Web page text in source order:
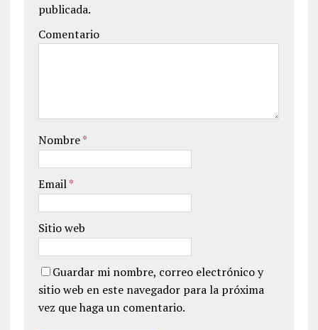
publicada.
Comentario
Nombre*
Email*
Sitio web
Guardar mi nombre, correo electrónico y
sitio web en este navegador para la próxima
vez que haga un comentario.